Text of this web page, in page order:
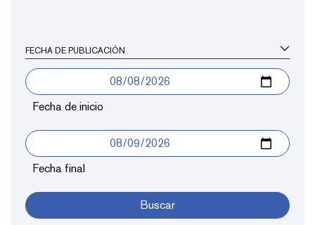
FECHA DE PUBLICACIÓN
Fecha de inicio
Fecha final
Buscar